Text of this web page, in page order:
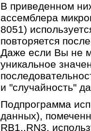
В приведенном
ассемблера
8051)
повторяется
Даже если Вы не
уникальное
и "случайность"
Подпрограмма
данных),
RB1..RN3,